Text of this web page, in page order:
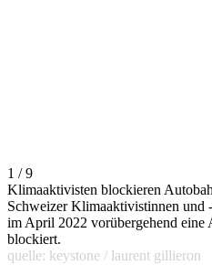
1 / 9
Klimaaktivisten blockieren
Schweizer Klimaaktivistinnen und
im April 2022 vorübergehend eine
blockiert.
quelle: keystone / laurent gillieron